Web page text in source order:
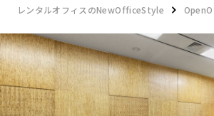
駅・路線から探す
地図から探す
レンタルオフィスのNewOfficeStyle